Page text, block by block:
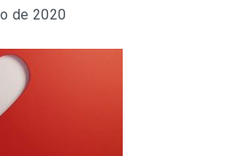
de 2020